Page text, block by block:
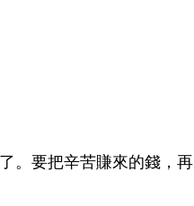
。要把辛苦賺來的錢，再